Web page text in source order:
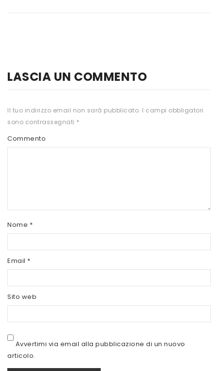
NAMED SPORT
NATIVA INTEGRATORI
NATURAL POINT
PRO ACTION
SCITEC NUTRITION
SEVEN NUTRITION
SYFORM
VOLCHEM
WHY NATURE
LASCIA UN COMMENTO
Il tuo indirizzo email non sarà pubblicato. I campi obbligatori
sono contrassegnati *
Commento
Nome *
Email *
Sito web
Avvertimi via email alla pubblicazione di un nuovo
articolo.